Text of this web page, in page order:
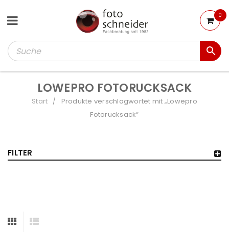
0
LOWEPRO FOTORUCKSACK
Start /
Produkte verschlagwortet mit „Lowepro
Fotorucksack“
FILTER